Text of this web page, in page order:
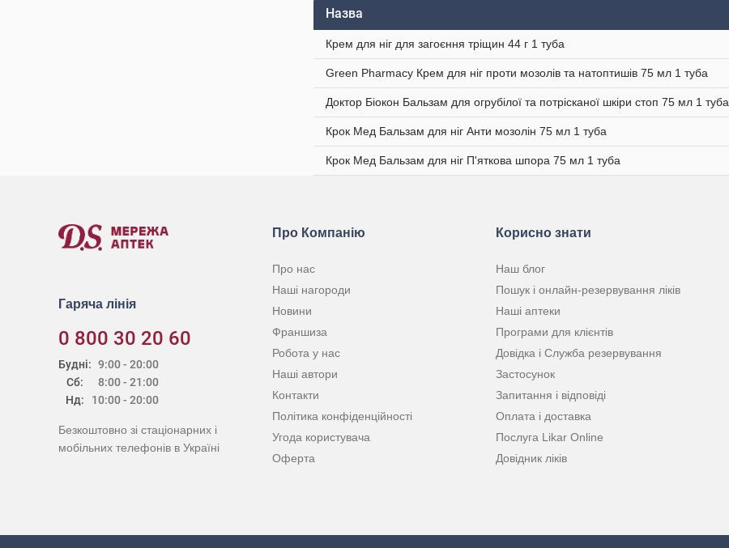
Назва
Крем для ніг для загоєння тріщин 44 г 1 туба
Green Pharmacy Крем для ніг проти мозолів та натоптишів 75 мл 1 туба
Доктор Біокон Бальзам для огрубілої та потрісканої шкіри стоп 75 мл 1 туба
Крок Мед Бальзам для ніг Анти мозолін 75 мл 1 туба
Крок Мед Бальзам для ніг П'яткова шпора 75 мл 1 туба
Гаряча лінія
0 800 30 20 60
Будні:
Сб:
Нд:
9:00 - 20:00
8:00 - 21:00
10:00 - 20:00
Безкоштовно зі стаціонарних і
мобільних телефонів в Україні
Про Компанію
Про нас
Наші нагороди
Новини
Франшиза
Робота у нас
Наші автори
Контакти
Політика конфіденційності
Угода користувача
Оферта
Корисно знати
Наш блог
Пошук і онлайн-резервування ліків
Наші аптеки
Програми для клієнтів
Довідка і Служба резервування
Застосунок
Запитання і відповіді
Оплата і доставка
Послуга Likar Online
Довідник ліків